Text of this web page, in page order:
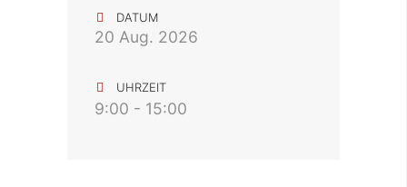
DATUM
20 Aug. 2026
UHRZEIT
9:00 - 15:00